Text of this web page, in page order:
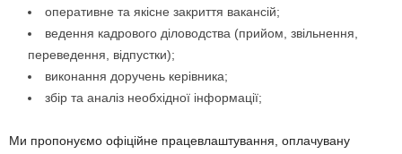
оперативне та якісне закриття вакансій;
ведення кадрового діловодства (прийом, звільнення,
переведення, відпустки);
виконання доручень керівника;
збір та аналіз необхідної інформації;
Ми пропонуємо офіційне працевлаштування, оплачувану